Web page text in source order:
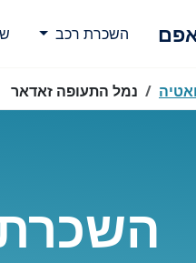
השכרת רכב
נמל התעופה זאדאר